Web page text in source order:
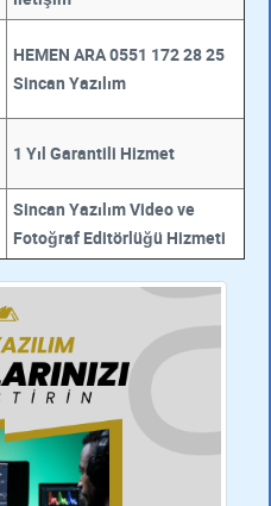
HEMEN ARA 0551 172 28 25
Sincan Yazılım
1 Yıl Garantili Hizmet
Sincan Yazılım Video ve
Fotoğraf Editörlüğü Hizmeti